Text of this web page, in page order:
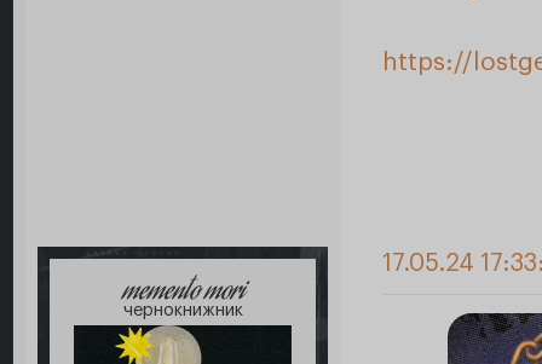
https://
memento mori
чернокнижник
17.05.24